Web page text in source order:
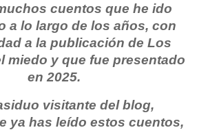
cuentos que he ido
a lo largo de los años, con
a la publicación de Los
miedo y que fue presentado
en 2025.
visitante del blog,
ya has leído estos cuentos,